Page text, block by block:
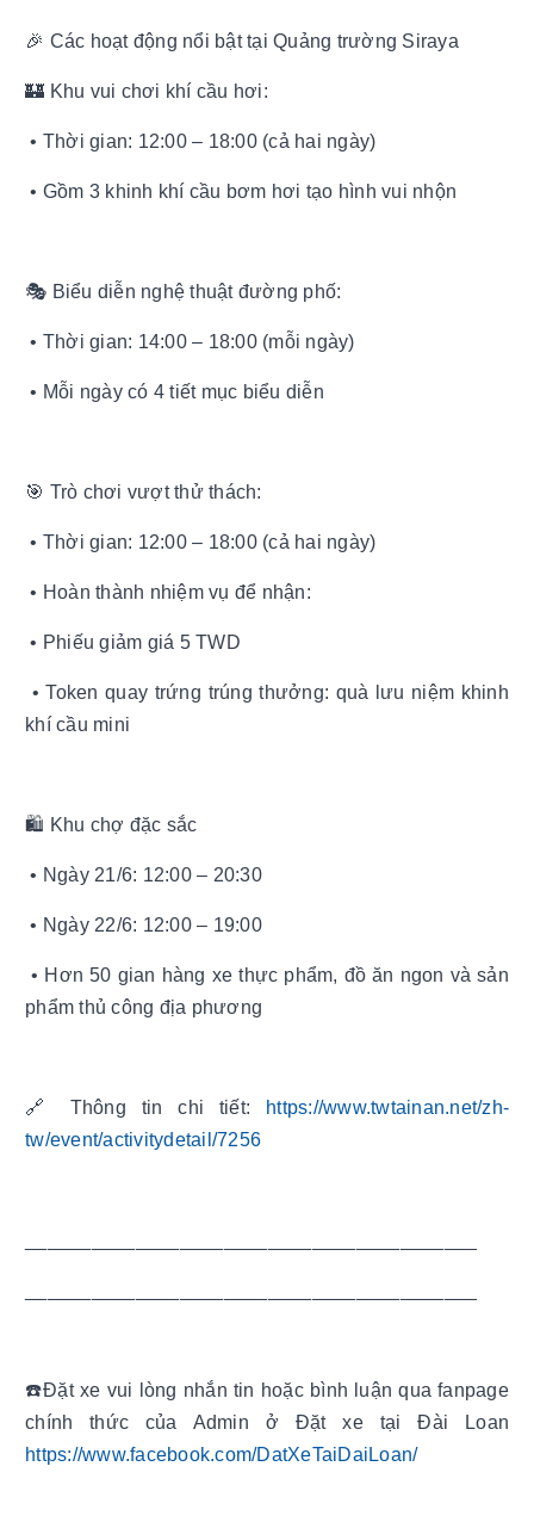
🎉 Các hoạt động nổi bật tại Quảng trường Siraya
🏰 Khu vui chơi khí cầu hơi:
• Thời gian: 12:00 – 18:00 (cả hai ngày)
• Gồm 3 khinh khí cầu bơm hơi tạo hình vui nhộn
🎭 Biểu diễn nghệ thuật đường phố:
• Thời gian: 14:00 – 18:00 (mỗi ngày)
• Mỗi ngày có 4 tiết mục biểu diễn
🎯 Trò chơi vượt thử thách:
• Thời gian: 12:00 – 18:00 (cả hai ngày)
• Hoàn thành nhiệm vụ để nhận:
• Phiếu giảm giá 5 TWD
• Token quay trứng trúng thưởng: quà lưu niệm khinh
khí cầu mini
🛍️ Khu chợ đặc sắc
• Ngày 21/6: 12:00 – 20:30
• Ngày 22/6: 12:00 – 19:00
• Hơn 50 gian hàng xe thực phẩm, đồ ăn ngon và sản
phẩm thủ công địa phương
🔗 Thông tin chi tiết:
https://www.twtainan.net/zh-
tw/event/activitydetail/7256
☎️Đặt xe vui lòng nhắn tin hoặc bình luận qua fanpage
chính thức của Admin ở Đặt xe tại Đài Loan
https://www.facebook.com/DatXeTaiDaiLoan/